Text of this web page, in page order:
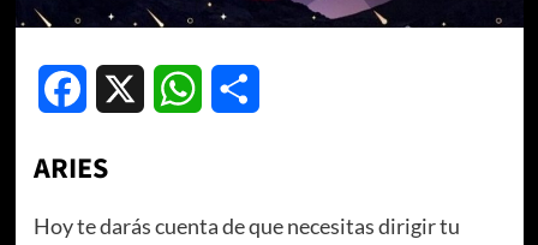
Facebook WhatsApp
ARIES
Hoy te darás cuenta de que necesitas dirigir tu